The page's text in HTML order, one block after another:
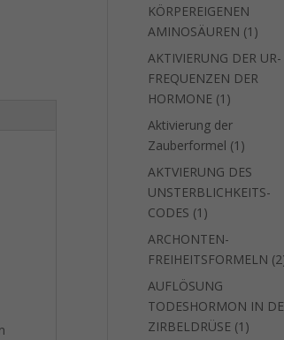
KÖRPEREIGENEN
AMINOSÄUREN 1 1
AKTIVIERUNG DER UR-
FREQUENZEN DER
HORMONE 1 1
Aktivierung der
Zauberformel 1 1
Produkt
AKTVIERUNG DES
UNSTERBLICHKEITS-
CODES 1 1
Produkt
ARCHONTEN-
FREIHEITSFORMELN 2
AUFLÖSUNG
TODESHORMON IN
ZIRBELDRÜSE 1 1